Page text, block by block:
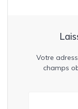
Votre
champs